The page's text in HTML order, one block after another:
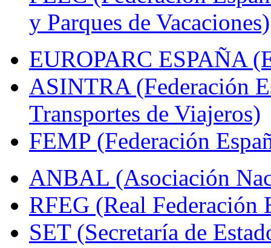
y Parques de Vacaciones)
EUROPARC ESPAÑA
ASINTRA (Federación
Transportes de Viajeros)
FEMP (Federación
ANBAL (Asociación
RFEG (Real Federación
SET (Secretaría de